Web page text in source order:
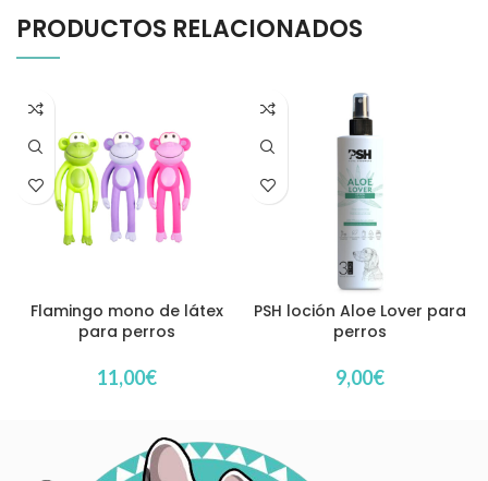
PRODUCTOS RELACIONADOS
Flamingo mono de látex
para perros
11,00€
PSH loción Aloe Lover para
perros
9,00€